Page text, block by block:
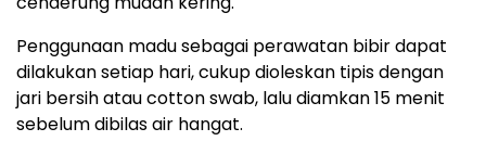
Penggunaan madu sebagai perawatan bibir dapat
dilakukan setiap hari, cukup dioleskan tipis dengan
jari bersih atau cotton swab, lalu diamkan 15 menit
sebelum dibilas air hangat.